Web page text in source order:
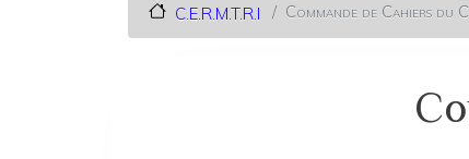
C.E.R.M.T.R.I Commande de Cahiers du